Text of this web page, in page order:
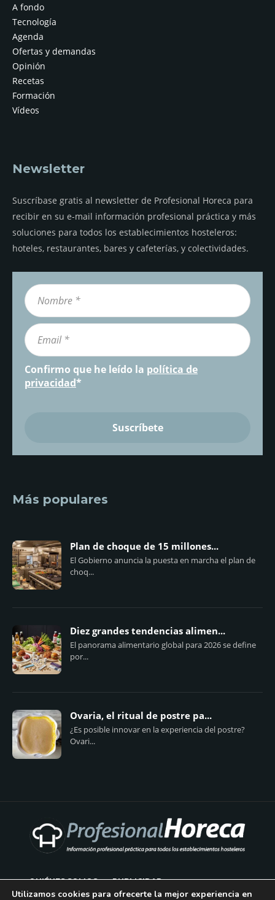
A fondo
Tecnología
Agenda
Ofertas y demandas
Opinión
Recetas
Formación
Vídeos
Newsletter
Suscríbase gratis al newsletter de Profesional Horeca para
recibir en su e-mail información profesional práctica y más
soluciones para todos los establecimientos hosteleros:
hoteles, restaurantes, bares y cafeterías, y colectividades.
Confirmo que he leído la política de
privacidad*
Más populares
Plan de choque de 15 millones...
El Gobierno anuncia la puesta en marcha el plan de
choq...
Diez grandes tendencias alimen...
El panorama alimentario global para 2026 se define
por...
Ovaria, el ritual de postre pa...
¿Es posible innovar en la experiencia del postre?
Ovari...
QUIÉNES SOMOS PUBLICIDAD
Utilizamos cookies para ofrecerte la mejor experiencia en